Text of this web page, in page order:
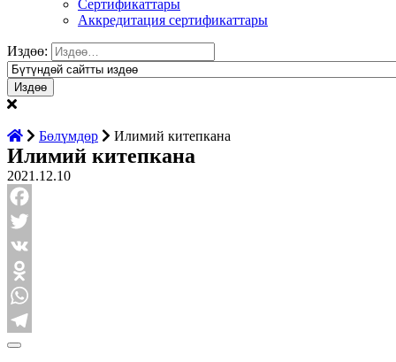
Сертификаттары
Аккредитация сертификаттары
Издөө:
Бөлүмдөр Илимий китепкана
Илимий китепкана
2021.12.10
Facebook
Twitter
VK
Odnoklassniki
WhatsApp
Telegram